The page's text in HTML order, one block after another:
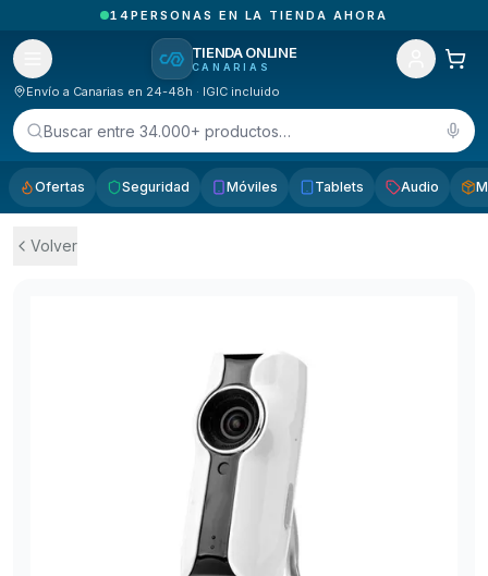
PEDIDOS ENTREGADOS HOY EN CANARIAS
TIENDA ONLINE
CANARIAS
Envío a Canarias en 24-48h · IGIC incluido
Buscar entre 34.000+ productos…
Ofertas Seguridad Móviles Tablets Audio
Volver